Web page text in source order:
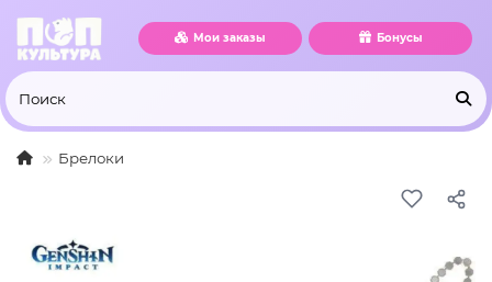
Мои заказы Бонусы
Брелоки